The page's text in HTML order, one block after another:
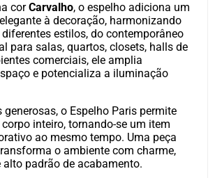
corCarvalho, o espelho adiciona um
à decoração, harmonizando
estilos, do contemporâneo
para salas, quartos, closets, halls de
comerciais, ele amplia
e potencializa a iluminação
generosas, o Espelho Paris permite
inteiro, tornando-se um item
ao mesmo tempo. Uma peça
o ambiente com charme,
alto padrão de acabamento.